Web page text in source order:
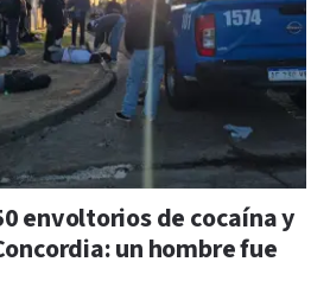
envoltorios de cocaína y
un hombre fue